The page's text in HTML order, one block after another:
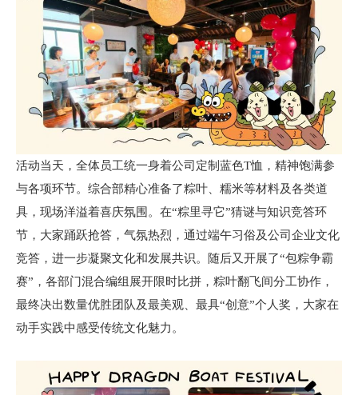
活动当天，全体员工统一身着公司定制蓝色T恤，精神饱满参
与各项环节。综合部精心准备了粽叶、糯米等材料及各类道
具，现场洋溢着喜庆氛围。在“粽里寻它”猜谜与知识竞答环
节，大家踊跃抢答，气氛热烈，通过端午习俗及公司企业文化
竞答，进一步凝聚文化和发展共识。随后又开展了“包粽争霸
赛”，各部门混合编组展开限时比拼，粽叶翻飞间分工协作，
最终决出数量优胜团队及最美观、最具“创意”个人奖，大家在
动手实践中感受传统文化魅力。